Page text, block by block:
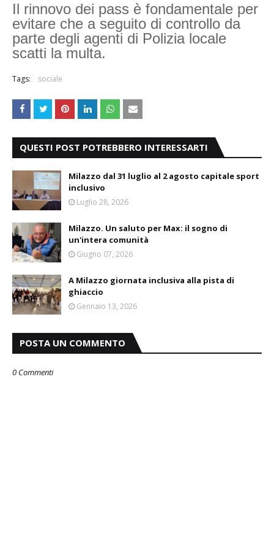
Il rinnovo dei pass è fondamentale per
evitare che a seguito di controllo da
parte degli agenti di Polizia locale
scatti la multa.
Tags: sociale
QUESTI POST POTREBBERO INTERESSARTI
Milazzo dal 31 luglio al 2 agosto capitale sport
inclusivo
Luglio 28, 2026
Milazzo. Un saluto per Max: il sogno di
un'intera comunità
Giugno 07, 2026
A Milazzo giornata inclusiva alla pista di
ghiaccio
Gennaio 13, 2026
POSTA UN COMMENTO
0 Commenti